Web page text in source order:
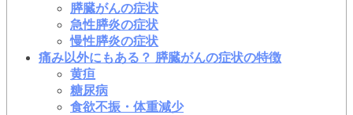
膵臓がんの症状
急性膵炎の症状
慢性膵炎の症状
痛み以外にもある？ 膵臓がんの症状の特徴
黄疸
糖尿病
食欲不振・体重減少